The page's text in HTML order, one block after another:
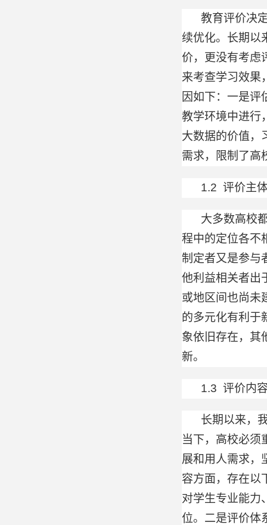
教育评价决
续优化。长期以
价，更没有考虑
来考查学习效果
因如下：一是评
教学环境中进行
大数据的价值，
需求，限制了高
1.2 评价主
大多数高校
程中的定位各不
制定者又是参与
他利益相关者出
或地区间也尚未
的多元化有利于
象依旧存在，其
新。
1.3 评价内
长期以来，
当下，高校必须
展和用人需求，
容方面，存在以
对学生专业能力
位。二是评价体